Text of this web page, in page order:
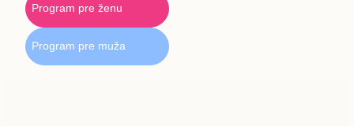
Program pre ženu
Program pre muža